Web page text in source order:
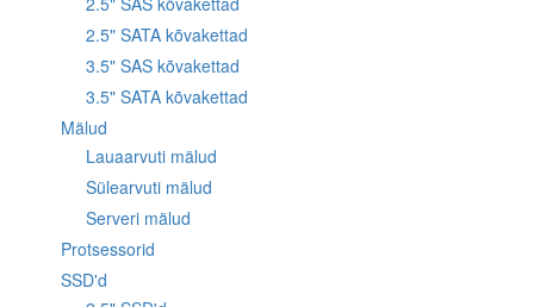
2.5" SATA kõvakettad
3.5" SAS kõvakettad
3.5" SATA kõvakettad
Mälud
Lauaarvuti mälud
Sülearvuti mälud
Serveri mälud
Protsessorid
SSD'd